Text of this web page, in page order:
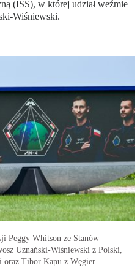
(ISS), w której udział weźmie
Wiśniewski.
Peggy Whitson ze Stanów
Uznański-Wiśniewski z Polski,
Tibor Kapu z Węgier.